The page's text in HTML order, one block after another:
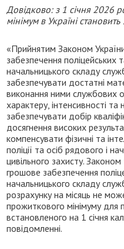
Довідково: з 1 січня 2026
мінімум в Україні
«Прийнятим Законом
забезпечення поліцейських
начальницького складу
забезпечувати достатні
виконання ними службових
характеру, інтенсивності та
забезпечувати добір
досягнення високих
компенсувати фізичні та
поліції та осіб рядового і
цивільного захисту.
грошове забезпечення
начальницького складу
розрахунку на місяць не
прожиткового мінімуму для
встановленого на 1 січня
повідомленні.